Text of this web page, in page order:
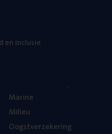
en inclusie
Mari­ne
Mili­eu
Oogst­ver­ze­ke­ring